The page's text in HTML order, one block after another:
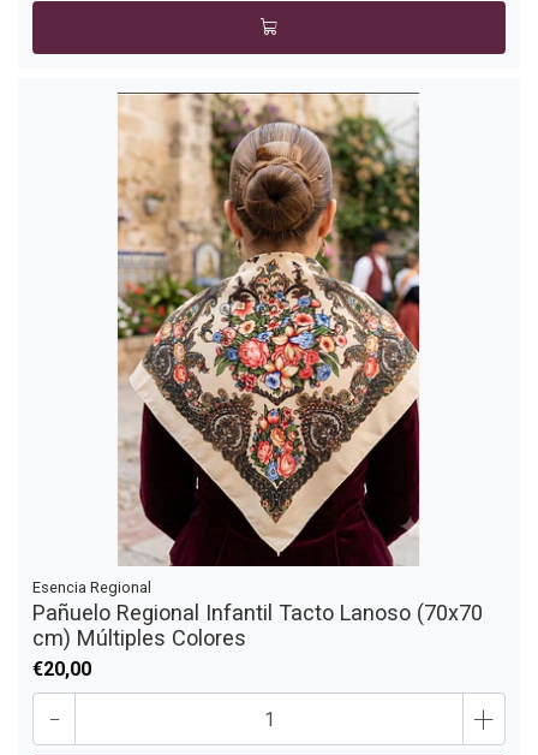
Esencia Regional
Pañuelo Regional Infantil Tacto Lanoso (70x70
cm) Múltiples Colores
€20,00
- +